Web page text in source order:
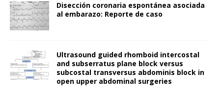
Disección coronaria espontánea asociada
al embarazo: Reporte de caso
Ultrasound guided rhomboid intercostal
and subserratus plane block versus
subcostal transversus abdominis block in
open upper abdominal surgeries